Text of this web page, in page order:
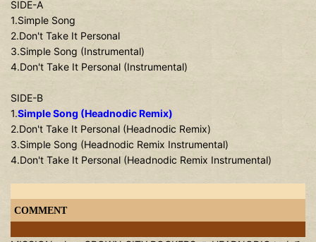
SIDE-A
1.Simple Song
2.Don't Take It Personal
3.Simple Song (Instrumental)
4.Don't Take It Personal (Instrumental)
SIDE-B
1.Simple Song (Headnodic Remix)
2.Don't Take It Personal (Headnodic Remix)
3.Simple Song (Headnodic Remix Instrumental)
4.Don't Take It Personal (Headnodic Remix Instrumental)
COMMENT